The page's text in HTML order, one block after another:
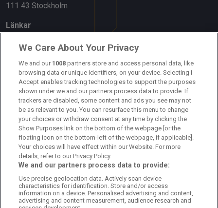
111 43 Stockholm
Länkar
Om oss
Kontakta oss
Kundtjänst
Sponsor: Rekatochklart
Annonsera på Fotbolldirekt
Redaktionell policy
Personuppgiftspolicy
Cookiepolicy
Arkiv
We Care About Your Privacy
We and our 1008 partners store and access personal data, like
browsing data or unique identifiers, on your device. Selecting I
Accept enables tracking technologies to support the purposes
shown under we and our partners process data to provide. If
trackers are disabled, some content and ads you see may not
be as relevant to you. You can resurface this menu to change
your choices or withdraw consent at any time by clicking the
Show Purposes link on the bottom of the webpage [or the
floating icon on the bottom-left of the webpage, if applicable].
Your choices will have effect within our Website. For more
details, refer to our Privacy Policy.
We and our partners process data to provide:
Use precise geolocation data. Actively scan device
characteristics for identification. Store and/or access
information on a device. Personalised advertising and content,
advertising and content measurement, audience research and